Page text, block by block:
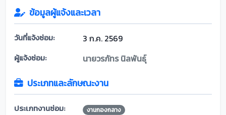
ข้อมูลผู้แจ้งและเวลา
วันที่แจ้งซ่อม: 3 ก.ค. 2569
ผู้แจ้งซ่อม: นายวรภัทร นิลพันธุ์
ประเภทและลักษณะงาน
ประเภทงานซ่อม: งานกองกลาง